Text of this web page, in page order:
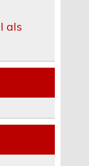
als